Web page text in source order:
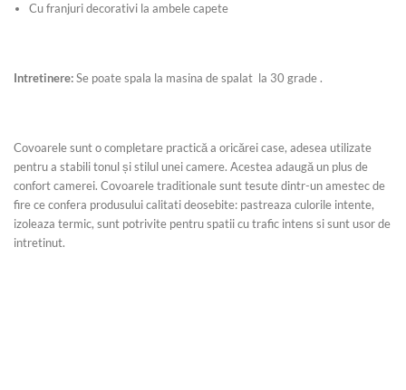
Cu franjuri decorativi la ambele capete
Intretinere:Se poate spala la masina de spalat la 30 grade .
Covoarele sunt o completare practică a oricărei case, adesea utilizate
pentru a stabili tonul și stilul unei camere. Acestea adaugă un plus de
confort camerei. Covoarele traditionale sunt tesute dintr-un amestec de
fire ce confera produsului calitati deosebite: pastreaza culorile intente,
izoleaza termic, sunt potrivite pentru spatii cu trafic intens si sunt usor de
intretinut.